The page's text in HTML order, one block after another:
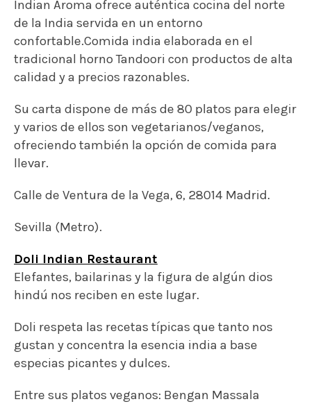
Indian Aroma ofrece auténtica cocina del norte
de la India servida en un entorno
confortable.Comida india elaborada en el
tradicional horno Tandoori con productos de alta
calidad y a precios razonables.
Su carta dispone de más de 80 platos para elegir
y varios de ellos son vegetarianos/veganos,
ofreciendo también la opción de comida para
llevar.
Calle de Ventura de la Vega, 6, 28014 Madrid.
Sevilla (Metro).
Doli Indian Restaurant
Elefantes, bailarinas y la figura de algún dios
hindú nos reciben en este lugar.
Doli respeta las recetas típicas que tanto nos
gustan y concentra la esencia india a base
especias picantes y dulces.
Entre sus platos veganos: Bengan Massala